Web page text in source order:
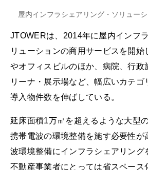
屋内インフラシェアリング・ソリュー
JTOWERは、2014年に屋内インフ
リューションの商用サービスを開始
やオフィスビルのほか、病院、行政
リーナ・展示場など、幅広いカテゴ
導入物件数を伸ばしている。
延床面積1万㎡を超えるような大型
携帯電波の環境整備を施す必要性が
波環境整備にインフラシェアリング
不動産事業者にとっては省スペース